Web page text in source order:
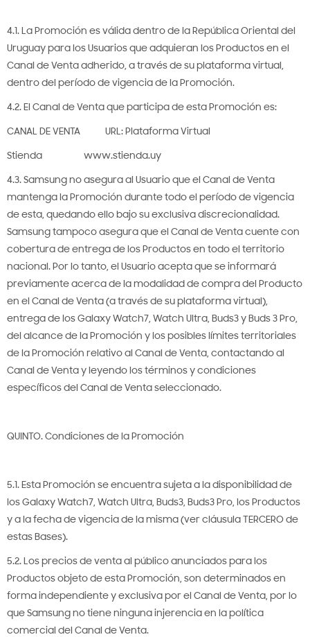
4.1. La Promoción es válida dentro de la República Oriental del
Uruguay para los Usuarios que adquieran los Productos en el
Canal de Venta adherido, a través de su plataforma virtual,
dentro del período de vigencia de la Promoción.
4.2. El Canal de Venta que participa de esta Promoción es:
CANAL DE VENTA URL: Plataforma Virtual
Stienda www.stienda.uy
4.3. Samsung no asegura al Usuario que el Canal de Venta
mantenga la Promoción durante todo el período de vigencia
de esta, quedando ello bajo su exclusiva discrecionalidad.
Samsung tampoco asegura que el Canal de Venta cuente con
cobertura de entrega de los Productos en todo el territorio
nacional. Por lo tanto, el Usuario acepta que se informará
previamente acerca de la modalidad de compra del Producto
en el Canal de Venta (a través de su plataforma virtual),
entrega de los Galaxy Watch7, Watch Ultra, Buds3 y Buds 3 Pro,
del alcance de la Promoción y los posibles límites territoriales
de la Promoción relativo al Canal de Venta, contactando al
Canal de Venta y leyendo los términos y condiciones
específicos del Canal de Venta seleccionado.
QUINTO. Condiciones de la Promoción
5.1. Esta Promoción se encuentra sujeta a la disponibilidad de
los Galaxy Watch7, Watch Ultra, Buds3, Buds3 Pro, los Productos
y a la fecha de vigencia de la misma (ver cláusula TERCERO de
estas Bases).
5.2. Los precios de venta al público anunciados para los
Productos objeto de esta Promoción, son determinados en
forma independiente y exclusiva por el Canal de Venta, por lo
que Samsung no tiene ninguna injerencia en la política
comercial del Canal de Venta.